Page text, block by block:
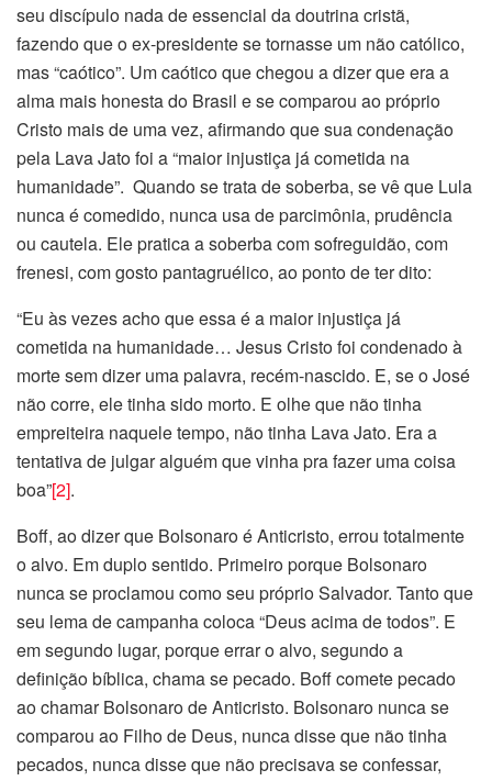
seu discípulo nada de essencial da doutrina cristã,
fazendo que o ex-presidente se tornasse um não católico,
mas “caótico”. Um caótico que chegou a dizer que era a
alma mais honesta do Brasil e se comparou ao próprio
Cristo mais de uma vez, afirmando que sua condenação
pela Lava Jato foi a “maior injustiça já cometida na
humanidade”. Quando se trata de soberba, se vê que Lula
nunca é comedido, nunca usa de parcimônia, prudência
ou cautela. Ele pratica a soberba com sofreguidão, com
frenesi, com gosto pantagruélico, ao ponto de ter dito:
“Eu às vezes acho que essa é a maior injustiça já
cometida na humanidade… Jesus Cristo foi condenado à
morte sem dizer uma palavra, recém-nascido. E, se o José
não corre, ele tinha sido morto. E olhe que não tinha
empreiteira naquele tempo, não tinha Lava Jato. Era a
tentativa de julgar alguém que vinha pra fazer uma coisa
boa”[2].
Boff, ao dizer que Bolsonaro é Anticristo, errou totalmente
o alvo. Em duplo sentido. Primeiro porque Bolsonaro
nunca se proclamou como seu próprio Salvador. Tanto que
seu lema de campanha coloca “Deus acima de todos”. E
em segundo lugar, porque errar o alvo, segundo a
definição bíblica, chama se pecado. Boff comete pecado
ao chamar Bolsonaro de Anticristo. Bolsonaro nunca se
comparou ao Filho de Deus, nunca disse que não tinha
pecados, nunca disse que não precisava se confessar,